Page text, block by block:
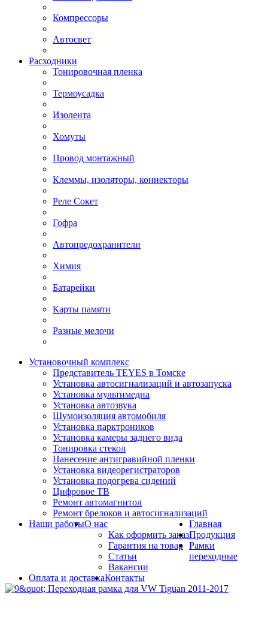
Компрессоры
Автосвет
Расходники
Тонировочная пленка
Термоусадка
Изолента
Хомуты
Провод монтажный
Клеммы, изоляторы, коннекторы
Реле Сокет
Гофра
Автопредохранители
Химия
Батарейки
Карты памяти
Разные мелочи
Установочный комплекс
Представитель TEYES в Томске
Установка автосигнализаций и автозапуска
Установка мультимедиа
Установка автозвука
Шумоизоляция автомобиля
Установка парктроников
Установка камеры заднего вида
Тонировка стекол
Нанесение антигравийной пленки
Установка видеорегистраторов
Установка подогрева сидений
Цифровое ТВ
Ремонт автомагнитол
Ремонт брелоков и автосигнализаций
Наши работыО нас
Как оформить заказ
Гарантия на товар
Статьи
Вакансии
Оплата и доставкаКонтакты
Главная
Продукция
Рамки
переходные